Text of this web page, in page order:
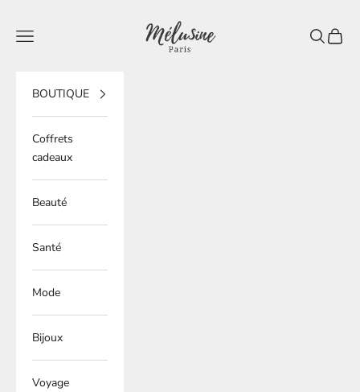
Mélusine Paris
Ouvrir la navigation
Ouvrir la
Voir
BOUTIQUE
Coffrets
cadeaux
Beauté
Santé
Mode
Bijoux
Voyage